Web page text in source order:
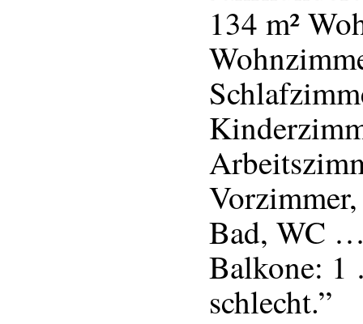
134 m²
Vorzimmer,
Bad, WC
Balkone:
schlecht.”